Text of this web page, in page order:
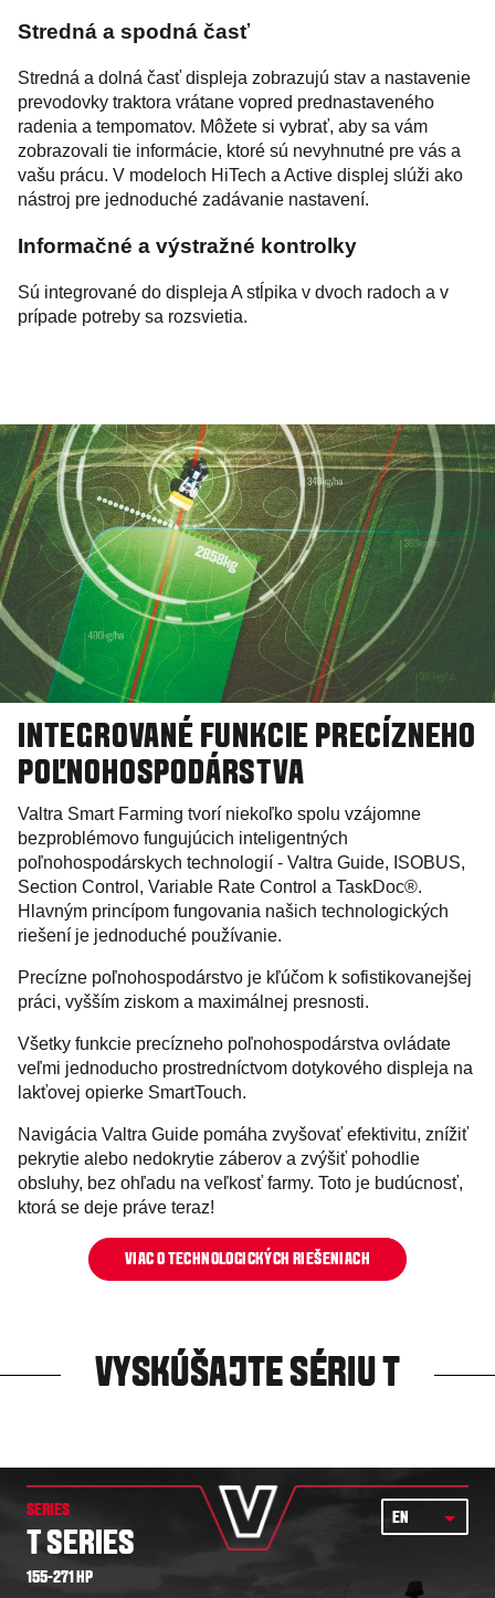
Stredná a spodná časť
Stredná a dolná časť displeja zobrazujú stav a nastavenie
prevodovky traktora vrátane vopred prednastaveného
radenia a tempomatov. Môžete si vybrať, aby sa vám
zobrazovali tie informácie, ktoré sú nevyhnutné pre vás a
vašu prácu. V modeloch HiTech a Active displej slúži ako
nástroj pre jednoduché zadávanie nastavení.
Informačné a výstražné kontrolky
Sú integrované do displeja A stĺpika v dvoch radoch a v
prípade potreby sa rozsvietia.
INTEGROVANÉ FUNKCIE PRECÍZNEHO
POĽNOHOSPODÁRSTVA
Valtra Smart Farming tvorí niekoľko spolu vzájomne
bezproblémovo fungujúcich inteligentných
poľnohospodárskych technologií - Valtra Guide, ISOBUS,
Section Control, Variable Rate Control a TaskDoc®.
Hlavným princípom fungovania našich technologických
riešení je jednoduché používanie.
Precízne poľnohospodárstvo je kľúčom k sofistikovanejšej
práci, vyšším ziskom a maximálnej presnosti.
Všetky funkcie precízneho poľnohospodárstva ovládate
veľmi jednoducho prostredníctvom dotykového displeja na
lakťovej opierke SmartTouch.
Navigácia Valtra Guide pomáha zvyšovať efektivitu, znížiť
pekrytie alebo nedokrytie záberov a zvýšiť pohodlie
obsluhy, bez ohľadu na veľkosť farmy. Toto je budúcnosť,
ktorá se deje práve teraz!
VIAC O TECHNOLOGICKÝCH RIEŠENIACH
VYSKÚŠAJTE SÉRIU T